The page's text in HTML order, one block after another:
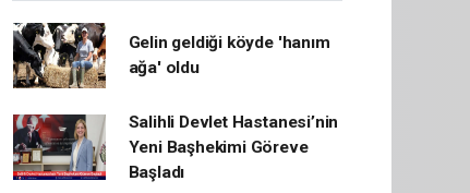
Gelin geldiği köyde 'hanım
ağa' oldu
Salihli Devlet Hastanesi’nin
Yeni Başhekimi Göreve
Başladı